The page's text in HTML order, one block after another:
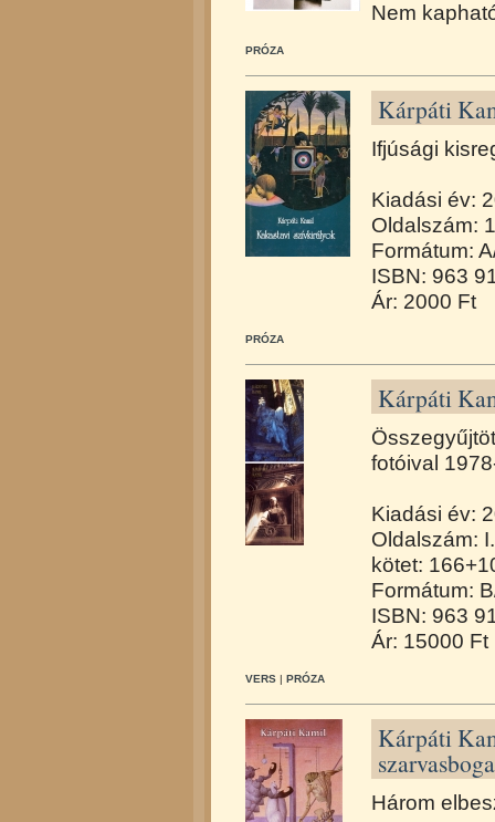
Nem
PRÓZA
Kárpáti
Ifjúsági
Kiadási év:
Oldalszám:
Formátum:
ISBN: 963
Ár: 2000 Ft
PRÓZA
Kárpáti
fotóival
Kiadási év:
Oldalszám:
kötet:
Formátum:
ISBN: 963
Ár: 15000 Ft
VERS | PRÓZA
Kárpáti
Három